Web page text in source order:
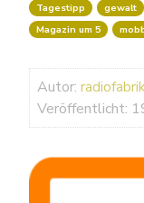
Tagestipp gewalt
Magazin um 5
Autor:
Veröffentlicht: